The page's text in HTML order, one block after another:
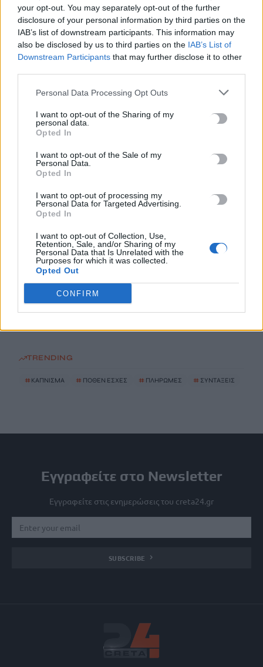
your opt-out. You may separately opt-out of the further
disclosure of your personal information by third parties on the
IAB’s list of downstream participants. This information may
also be disclosed by us to third parties on the IAB’s List of
Downstream Participants that may further disclose it to other
Personal Data Processing Opt Outs
I want to opt-out of the Sharing of my
personal data.
Opted In
I want to opt-out of the Sale of my
Personal Data.
Opted In
I want to opt-out of processing my
Personal Data for Targeted Advertising.
Opted In
I want to opt-out of Collection, Use,
Retention, Sale, and/or Sharing of my
Personal Data that Is Unrelated with the
Purposes for which it was collected.
Opted Out
CONFIRM
διαδικασία
7 Αυγούστου, 2026
Πότε πληρώνονται οι συντάξεις Σεπτεμβρίου
Κινηματογράφου Χανίων
7 Αυγούστου, 2026
Ισπανία: Απολιθώματα αποκαλύπτουν ότι οι πρώτοι
Ευρωπαίοι ίσως ασκούσαν κανιβαλισμό
7 Αυγούστου, 2026
ανατινάξω τον Μέσι με τέσσερις βόμβες»
7 Αυγούστου, 2026
ΗΠΑ: Δασκάλα χορού κατηγορείται για σεξουαλική
κακοποίηση δύο ανήλικων μαθητών της
7 Αυγούστου, 2026
TRENDING
# ΚΑΠΝΙΣΜΑ # ΠΟΘΕΝ ΕΣΧΕΣ # ΠΛΗΡΩΜΕΣ # ΣΥΝΤΑΞΕΙΣ
Εγγραφείτε στο Newsletter
Εγγραφείτε στις ενημερώσεις του creta24.gr
SUBSCRIBE